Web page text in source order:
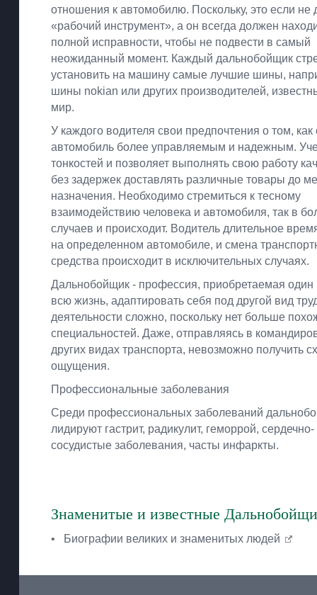
отношения к автомобилю. Поскольку, это если не
«рабочий инструмент», а он всегда должен
полной исправности, чтобы не подвести в самый
неожиданный момент. Каждый дальнобойщик
установить на машину самые лучшие шины,
шины nokian или других производителей,
мир.
У каждого водителя свои предпочтения о том, как
автомобиль более управляемым и надежным.
тонкостей и позволяет выполнять свою работу
без задержек доставлять различные товары до
назначения. Необходимо стремиться к тесному
взаимодействию человека и автомобиля, так в
случаев и происходит. Водитель длительное
на определенном автомобиле, и смена
средства происходит в исключительных случаях.
Дальнобойщик - профессия, приобретаемая один
всю жизнь, адаптировать себя под другой вид
деятельности сложно, поскольку нет больше
специальностей. Даже, отправляясь в
других видах транспорта, невозможно получить
ощущения.
Профессиональные заболевания
Среди профессиональных заболеваний
лидируют гастрит, радикулит, геморрой, сердечно-
сосудистые заболевания, часты инфаркты.
Знаменитые и известные
• Биографии великих и знаменитых людей